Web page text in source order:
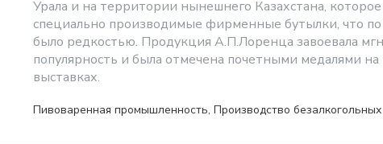
Урала и на территории нынешнего Казахстана, которое
специально производимые фирменные бутылки, что
было редкостью. Продукция А.П.Лоренца завоевала
популярность и была отмечена почетными медалями
выставках.
Пивоваренная промышленность, Производство безалкогольных